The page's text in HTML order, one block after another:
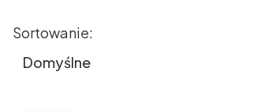
Lista produktów
Sortowanie:
Domyślne